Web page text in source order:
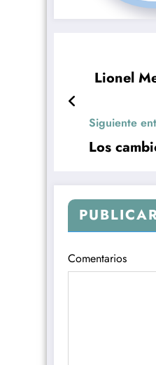
Lionel
Siguiente
Los
Comentarios